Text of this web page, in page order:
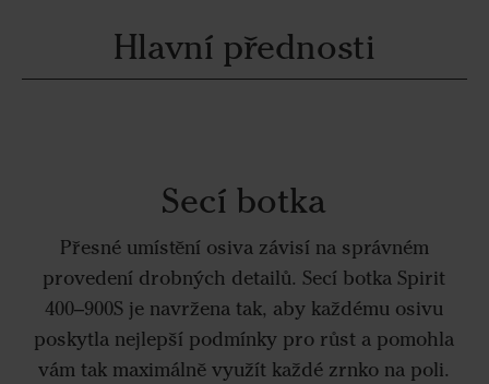
Hlavní přednosti
Secí botka
Přesné umístění osiva závisí na správném
provedení drobných detailů. Secí botka Spirit
400–900S je navržena tak, aby každému osivu
poskytla nejlepší podmínky pro růst a pomohla
vám tak maximálně využít každé zrnko na poli.